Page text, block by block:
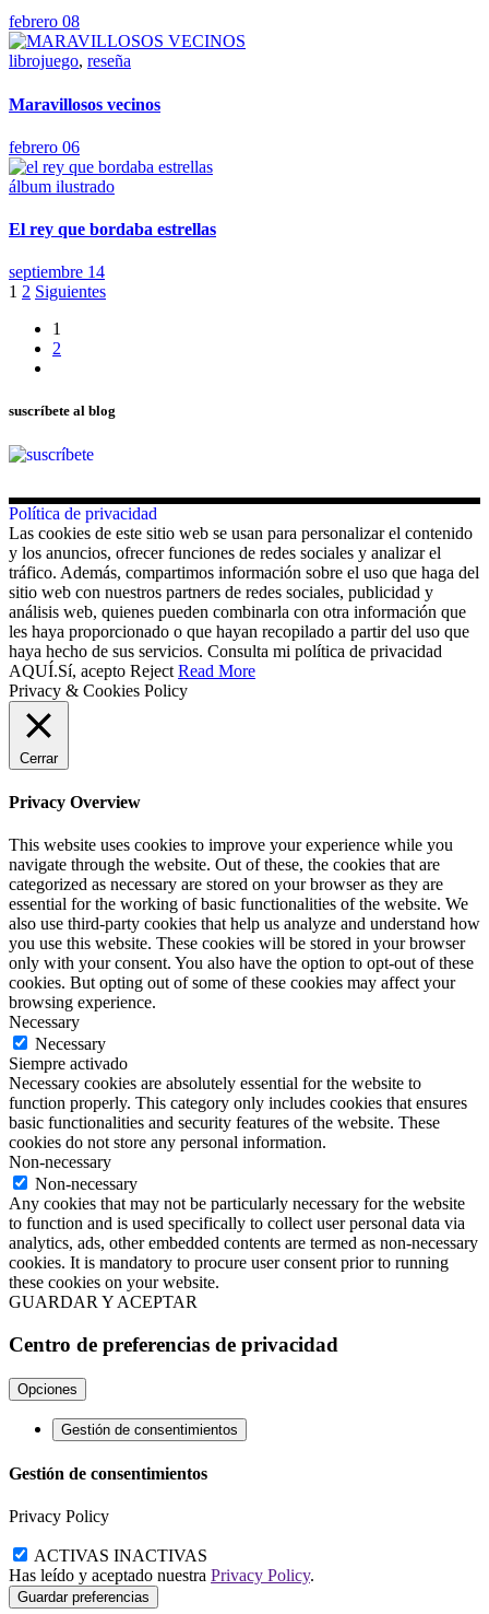
febrero 08
librojuego, reseña
Maravillosos vecinos
febrero 06
álbum ilustrado
El rey que bordaba estrellas
septiembre 14
Paginación
entradas
1 2 Siguientes
1
2
suscríbete al blog
Política de privacidad
Las cookies de este sitio web se usan para personalizar el contenido
y los anuncios, ofrecer funciones de redes sociales y analizar el
tráfico. Además, compartimos información sobre el uso que haga del
sitio web con nuestros partners de redes sociales, publicidad y
análisis web, quienes pueden combinarla con otra información que
les haya proporcionado o que hayan recopilado a partir del uso que
haya hecho de sus servicios. Consulta mi política de privacidad
AQUÍ.Sí, acepto Reject Read More
Privacy & Cookies Policy
Cerrar
Privacy Overview
This website uses cookies to improve your experience while you
navigate through the website. Out of these, the cookies that are
categorized as necessary are stored on your browser as they are
essential for the working of basic functionalities of the website. We
also use third-party cookies that help us analyze and understand how
you use this website. These cookies will be stored in your browser
only with your consent. You also have the option to opt-out of these
cookies. But opting out of some of these cookies may affect your
browsing experience.
Necessary
Necessary
Siempre activado
Necessary cookies are absolutely essential for the website to
function properly. This category only includes cookies that ensures
basic functionalities and security features of the website. These
cookies do not store any personal information.
Non-necessary
Non-necessary
Any cookies that may not be particularly necessary for the website
to function and is used specifically to collect user personal data via
analytics, ads, other embedded contents are termed as non-necessary
cookies. It is mandatory to procure user consent prior to running
these cookies on your website.
GUARDAR Y ACEPTAR
Centro de preferencias de privacidad
Opciones
Gestión de consentimientos
Gestión de consentimientos
Privacy Policy
ACTIVAS INACTIVAS
Has leído y aceptado nuestra Privacy Policy.